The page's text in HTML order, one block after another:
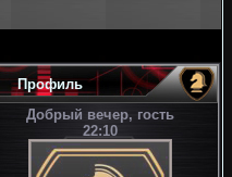
Профиль
Добрый вечер, гость
22:10